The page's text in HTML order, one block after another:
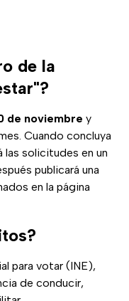
de la
de noviembre y
Cuando concluya
las solicitudes en un
publicará una
en la página
para votar (INE),
de conducir,